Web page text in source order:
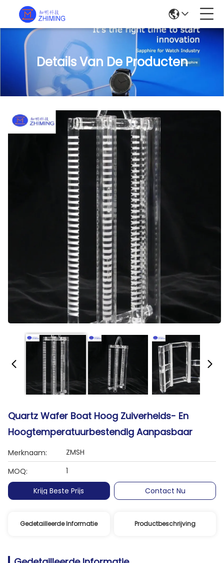
Details Van De Producten
Quartz Wafer Boat Hoog Zuiverheids- En
Hoogtemperatuurbestendig Aanpasbaar
Merknaam:
ZMSH
MOQ:
1
Krijg Beste Prijs
Contact Nu
Gedetailleerde Informatie Productbeschrijving